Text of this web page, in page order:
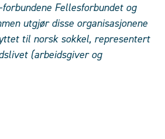
Fellesforbundet og
utgjør disse organisasjonene
til norsk sokkel, representert
(arbeidsgiver og